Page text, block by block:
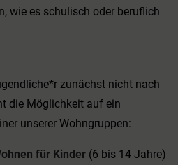
wie es schulisch oder beruflich
zunächst nicht nach
die Möglichkeit auf ein
unserer Wohngruppen:
für Kinder (6 bis 14 Jahre)